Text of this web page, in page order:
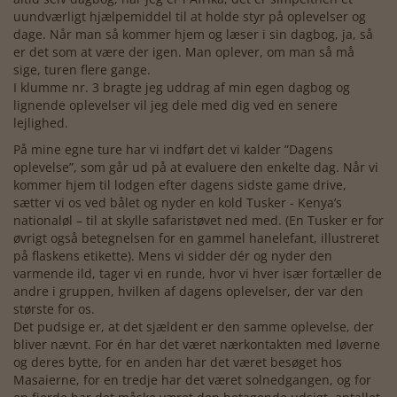
uundværligt hjælpemiddel til at holde styr på oplevelser og
dage. Når man så kommer hjem og læser i sin dagbog, ja, så
er det som at være der igen. Man oplever, om man så må
sige, turen flere gange.
I klumme nr. 3 bragte jeg uddrag af min egen dagbog og
lignende oplevelser vil jeg dele med dig ved en senere
lejlighed.
På mine egne ture har vi indført det vi kalder ”Dagens
oplevelse”, som går ud på at evaluere den enkelte dag. Når vi
kommer hjem til lodgen efter dagens sidste game drive,
sætter vi os ved bålet og nyder en kold Tusker - Kenya’s
nationaløl – til at skylle safaristøvet ned med. (En Tusker er for
øvrigt også betegnelsen for en gammel hanelefant, illustreret
på flaskens etikette). Mens vi sidder dér og nyder den
varmende ild, tager vi en runde, hvor vi hver især fortæller de
andre i gruppen, hvilken af dagens oplevelser, der var den
største for os.
Det pudsige er, at det sjældent er den samme oplevelse, der
bliver nævnt. For én har det været nærkontakten med løverne
og deres bytte, for en anden har det været besøget hos
Masaierne, for en tredje har det været solnedgangen, og for